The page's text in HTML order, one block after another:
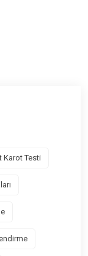
Karot Testi